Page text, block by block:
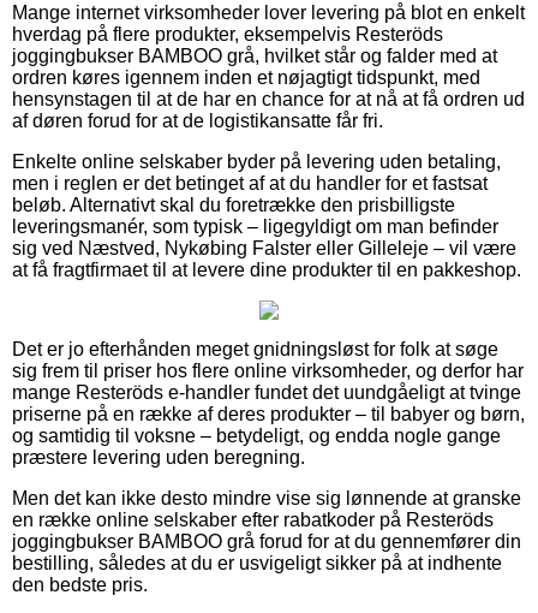
Mange internet virksomheder lover levering på blot en enkelt
hverdag på flere produkter, eksempelvis Resteröds
joggingbukser BAMBOO grå, hvilket står og falder med at
ordren køres igennem inden et nøjagtigt tidspunkt, med
hensynstagen til at de har en chance for at nå at få ordren ud
af døren forud for at de logistikansatte får fri.
Enkelte online selskaber byder på levering uden betaling,
men i reglen er det betinget af at du handler for et fastsat
beløb. Alternativt skal du foretrække den prisbilligste
leveringsmanér, som typisk – ligegyldigt om man befinder
sig ved Næstved, Nykøbing Falster eller Gilleleje – vil være
at få fragtfirmaet til at levere dine produkter til en pakkeshop.
Det er jo efterhånden meget gnidningsløst for folk at søge
sig frem til priser hos flere online virksomheder, og derfor har
mange Resteröds e-handler fundet det uundgåeligt at tvinge
priserne på en række af deres produkter – til babyer og børn,
og samtidig til voksne – betydeligt, og endda nogle gange
præstere levering uden beregning.
Men det kan ikke desto mindre vise sig lønnende at granske
en række online selskaber efter rabatkoder på Resteröds
joggingbukser BAMBOO grå forud for at du gennemfører din
bestilling, således at du er usvigeligt sikker på at indhente
den bedste pris.